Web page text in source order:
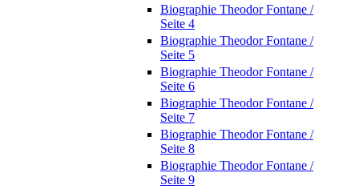
Biographie Theodor Fontane /
Seite 4
Biographie Theodor Fontane /
Seite 5
Biographie Theodor Fontane /
Seite 6
Biographie Theodor Fontane /
Seite 7
Biographie Theodor Fontane /
Seite 8
Biographie Theodor Fontane /
Seite 9